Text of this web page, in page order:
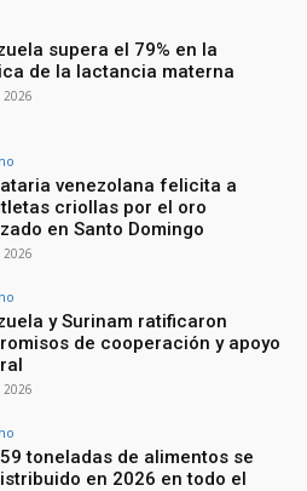
supera el 79% en la
de la lactancia materna
2026
venezolana felicita a
criollas por el oro
en Santo Domingo
2026
y Surinam ratificaron
de cooperación y apoyo
2026
toneladas de alimentos se
en 2026 en todo el